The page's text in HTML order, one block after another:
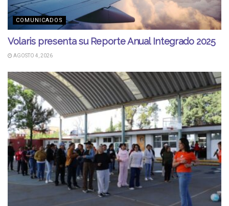
COMUNICADOS
Volaris presenta su Reporte Anual Integrado 2025
AGOSTO 4, 2026